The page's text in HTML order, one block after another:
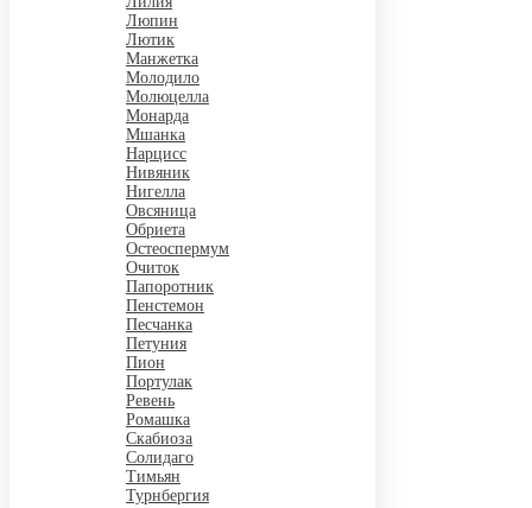
Люпин
Лютик
Манжетка
Молодило
Молюцелла
Монарда
Мшанка
Нарцисс
Нивяник
Нигелла
Овсяница
Обриета
Остеоспермум
Очиток
Папоротник
Пенстемон
Песчанка
Петуния
Пион
Портулак
Ревень
Ромашка
Скабиоза
Солидаго
Тимьян
Турнбергия